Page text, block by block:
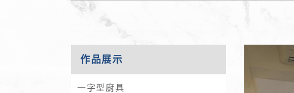
作品展示
一字型廚具